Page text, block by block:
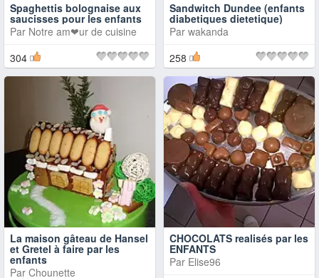
Spaghettis bolognaise aux
saucisses pour les enfants
Par Notre am❤ur de cuisine
304
Sandwitch Dundee (enfants
diabetiques dietetique)
Par wakanda
258
La maison gâteau de Hansel
et Gretel à faire par les
enfants
Par Chounette
CHOCOLATS realisés par les
ENFANTS
Par Elise96